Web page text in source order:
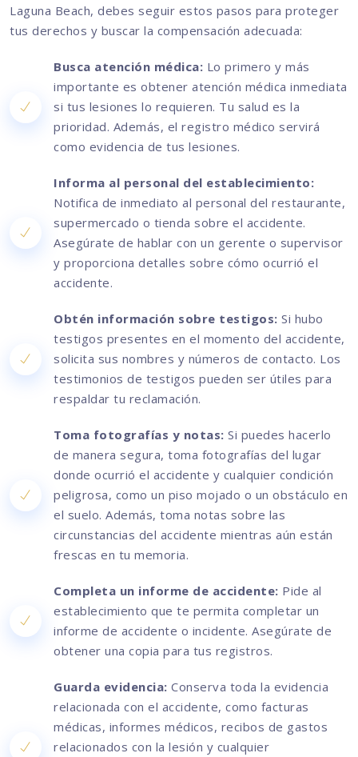
Laguna Beach, debes seguir estos pasos para proteger
tus derechos y buscar la compensación adecuada:
Busca atención médica: Lo primero y más
importante es obtener atención médica inmediata
si tus lesiones lo requieren. Tu salud es la
prioridad. Además, el registro médico servirá
como evidencia de tus lesiones.
Informa al personal del establecimiento:
Notifica de inmediato al personal del restaurante,
supermercado o tienda sobre el accidente.
Asegúrate de hablar con un gerente o supervisor
y proporciona detalles sobre cómo ocurrió el
accidente.
Obtén información sobre testigos: Si hubo
testigos presentes en el momento del accidente,
solicita sus nombres y números de contacto. Los
testimonios de testigos pueden ser útiles para
respaldar tu reclamación.
Toma fotografías y notas: Si puedes hacerlo
de manera segura, toma fotografías del lugar
donde ocurrió el accidente y cualquier condición
peligrosa, como un piso mojado o un obstáculo en
el suelo. Además, toma notas sobre las
circunstancias del accidente mientras aún están
frescas en tu memoria.
Completa un informe de accidente: Pide al
establecimiento que te permita completar un
informe de accidente o incidente. Asegúrate de
obtener una copia para tus registros.
Guarda evidencia: Conserva toda la evidencia
relacionada con el accidente, como facturas
médicas, informes médicos, recibos de gastos
relacionados con la lesión y cualquier